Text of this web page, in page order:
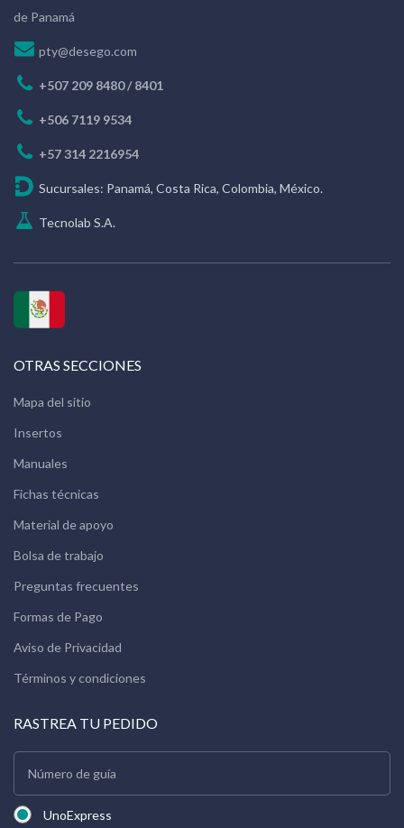
de Panamá
pty@desego.com
+507 209 8480 / 8401
+506 7119 9534
+57 314 2216954
Sucursales: Panamá, Costa Rica, Colombia, México.
Tecnolab S.A.
OTRAS SECCIONES
Mapa del sitio
Insertos
Manuales
Fichas técnicas
Material de apoyo
Bolsa de trabajo
Preguntas frecuentes
Formas de Pago
Aviso de Privacidad
Términos y condiciones
RASTREA TU PEDIDO
UnoExpress